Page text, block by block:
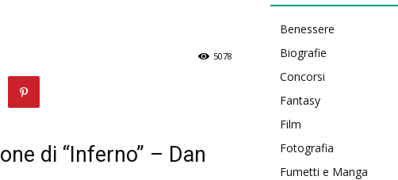
5078
di “Inferno” – Dan
Benessere
Biografie
Concorsi
Fantasy
Film
Fotografia
Fumetti e Manga